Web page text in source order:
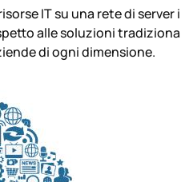
IT su una rete di
alle soluzioni
di ogni dimensione.